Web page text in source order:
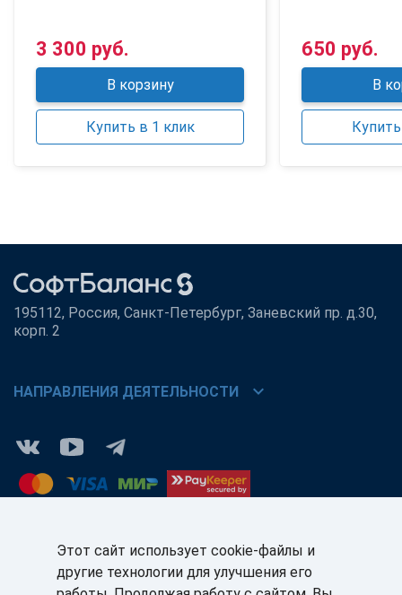
3 300 руб.
В корзину
Купить в 1 клик
650 руб.
В
195112, Россия, Санкт-Петербург, Заневский пр. д.30,
корп. 2
НАПРАВЛЕНИЯ ДЕЯТЕЛЬНОСТИ chevron_right
КЛИЕНТАМ: ПАРТНЁРАМ:
Этот сайт использует cookie-файлы и
другие технологии для улучшения его